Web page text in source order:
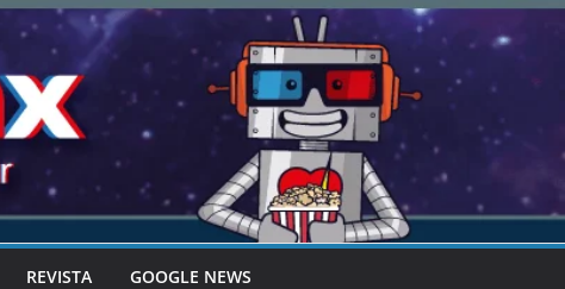
REVISTA GOOGLE NEWS